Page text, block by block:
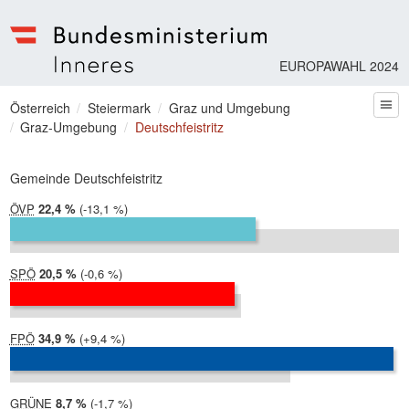
EUROPAWAHL 2024
Sie befinden sich hier
Österreich Steiermark
Graz und Umgebung
Graz-Umgebung
Deutschfeistritz
Gemeinde Deutschfeistritz
ÖVP 2024:
22,4 %
2019:
35,5 %
Differenz:
-13,1 %
SPÖ 2024:
20,5 %
2019:
21,1 %
Differenz:
-0,6 %
FPÖ 2024:
34,9 %
2019:
25,6 %
Differenz:
+9,4 %
GRÜNE 2024:
8,7 % Differenz:
-1,7 %